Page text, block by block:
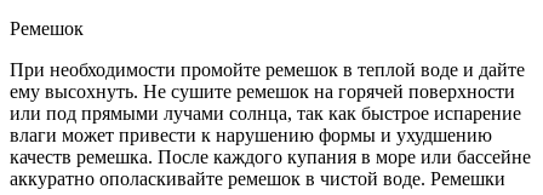
Ремешок
При необходимости промойте ремешок в теплой воде и дайте
ему высохнуть. Не сушите ремешок на горячей поверхности
или под прямыми лучами солнца, так как быстрое испарение
влаги может привести к нарушению формы и ухудшению
качеств ремешка. После каждого купания в море или бассейне
аккуратно ополаскивайте ремешок в чистой воде. Ремешки